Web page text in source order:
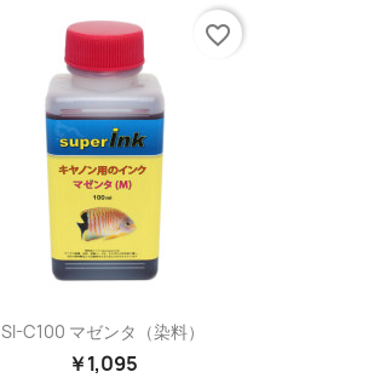
SI-C100 マゼンタ（染料）
￥1,095
favorite_border